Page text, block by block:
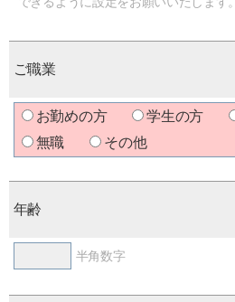
ご職業
お勤めの方 学生の方
無職
その他
年齢
半角数字